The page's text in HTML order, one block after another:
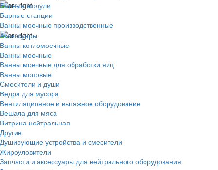
Барные модули
Барные станции
Ванны моечные производственные
Аксессуары
Ванны котломоечные
Ванны моечные
Ванны моечные для обработки яиц
Ванны моповые
Смесители и души
Ведра для мусора
Вентиляционное и вытяжное оборудование
Вешала для мяса
Витрина нейтральная
Другие
Душирующие устройства и смесители
Жироуловители
Запчасти и аксессуары для нейтрального оборудования